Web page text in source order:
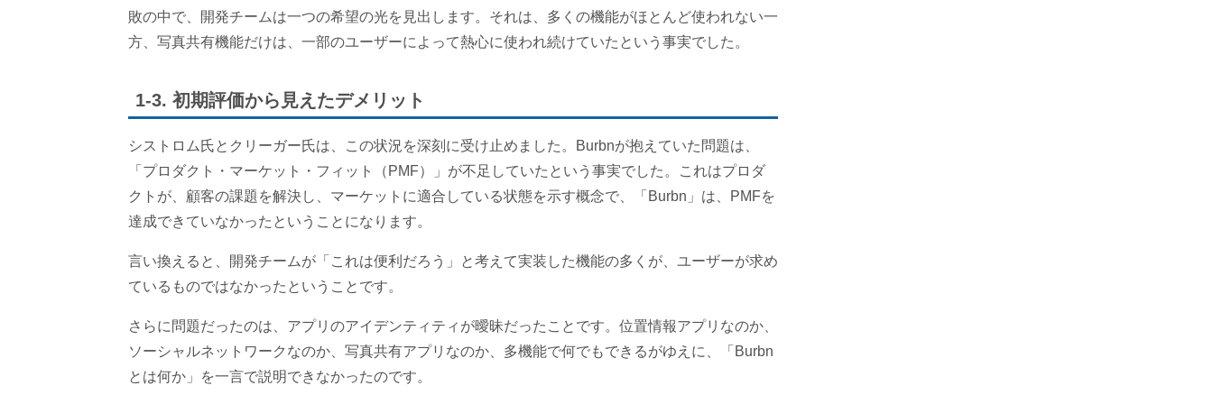
敗の中で、開発チームは一つの希望の光を見出します。それは、多くの機能がほとんど使われない一
方、写真共有機能だけは、一部のユーザーによって熱心に使われ続けていたという事実でした。
1-3. 初期評価から見えたデメリット
シストロム氏とクリーガー氏は、この状況を深刻に受け止めました。Burbnが抱えていた問題は、
「プロダクト・マーケット・フィット（PMF）」が不足していたという事実でした。これはプロダ
クトが、顧客の課題を解決し、マーケットに適合している状態を示す概念で、「Burbn」は、PMFを
達成できていなかったということになります。
言い換えると、開発チームが「これは便利だろう」と考えて実装した機能の多くが、ユーザーが求め
ているものではなかったということです。
さらに問題だったのは、アプリのアイデンティティが曖昧だったことです。位置情報アプリなのか、
ソーシャルネットワークなのか、写真共有アプリなのか、多機能で何でもできるがゆえに、「Burbn
とは何か」を一言で説明できなかったのです。